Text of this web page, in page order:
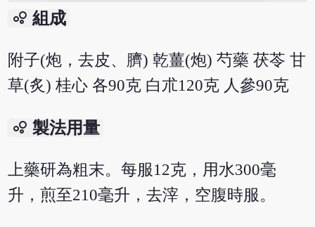
bubble_chart 組成
附子(炮，去皮、臍) 乾薑(炮) 芍藥 茯苓 甘
草(炙) 桂心 各90克 白朮120克 人參90克
bubble_chart 製法用量
上藥研為粗末。每服12克，用水300毫
升，煎至210毫升，去滓，空腹時服。